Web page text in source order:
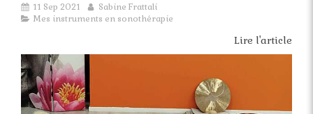
11 Sep 2021
Sabine Frattali
Mes instruments en sonothérapie
Lire l'article